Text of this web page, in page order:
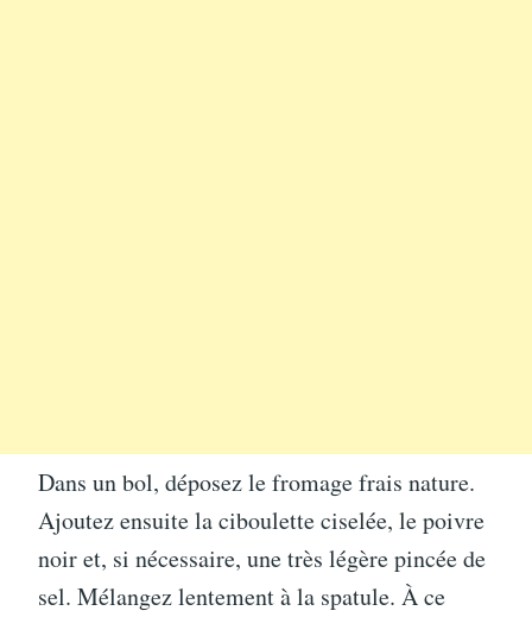
Dans un bol, déposez le fromage frais nature.
Ajoutez ensuite la ciboulette ciselée, le poivre
noir et, si nécessaire, une très légère pincée de
sel. Mélangez lentement à la spatule. À ce